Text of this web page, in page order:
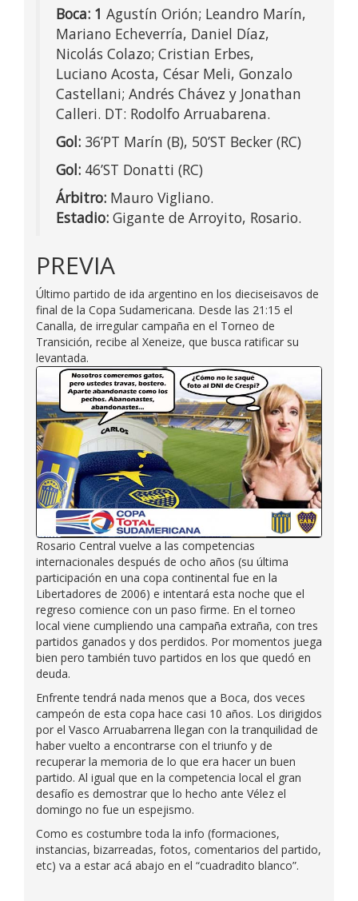
Boca: 1 Agustín Orión; Leandro Marín,
Mariano Echeverría, Daniel Díaz,
Nicolás Colazo; Cristian Erbes,
Luciano Acosta, César Meli, Gonzalo
Castellani; Andrés Chávez y Jonathan
Calleri. DT: Rodolfo Arruabarena.
Gol: 36’PT Marín (B), 50’ST Becker (RC)
Gol: 46’ST Donatti (RC)
Árbitro: Mauro Vigliano.
Estadio: Gigante de Arroyito, Rosario.
PREVIA
Último partido de ida argentino en los dieciseisavos de
final de la Copa Sudamericana. Desde las 21:15 el
Canalla, de irregular campaña en el Torneo de
Transición, recibe al Xeneize, que busca ratificar su
levantada.
Rosario Central vuelve a las competencias
internacionales después de ocho años (su última
participación en una copa continental fue en la
Libertadores de 2006) e intentará esta noche que el
regreso comience con un paso firme. En el torneo
local viene cumpliendo una campaña extraña, con tres
partidos ganados y dos perdidos. Por momentos juega
bien pero también tuvo partidos en los que quedó en
deuda.
Enfrente tendrá nada menos que a Boca, dos veces
campeón de esta copa hace casi 10 años. Los dirigidos
por el Vasco Arruabarrena llegan con la tranquilidad de
haber vuelto a encontrarse con el triunfo y de
recuperar la memoria de lo que era hacer un buen
partido. Al igual que en la competencia local el gran
desafío es demostrar que lo hecho ante Vélez el
domingo no fue un espejismo.
Como es costumbre toda la info (formaciones,
instancias, bizarreadas, fotos, comentarios del partido,
etc) va a estar acá abajo en el “cuadradito blanco”.